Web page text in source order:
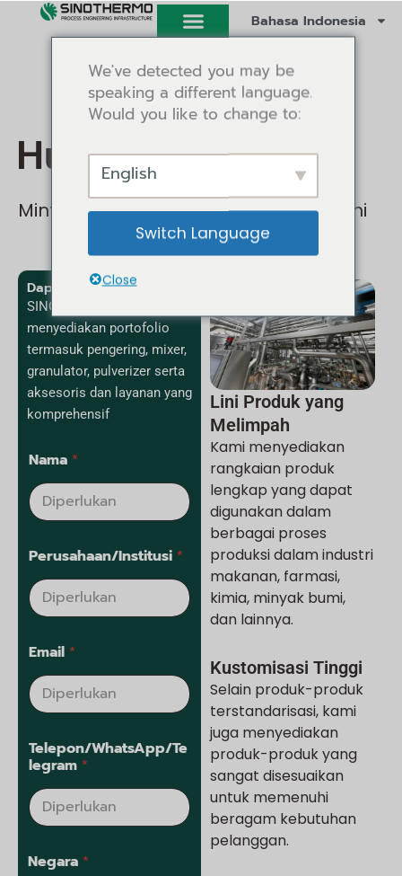
Bahasa Indonesia
Hubungi kami
Minta Penawaran Harga dari Ahli Kami
Dapatkan Solusi
SINOTHERMO
menyediakan portofolio
termasuk pengering, mixer,
granulator, pulverizer serta
aksesoris dan layanan yang
komprehensif
Nama *
Perusahaan/Institusi *
Email *
Telepon/WhatsApp/Te
legram *
Negara *
Lini Produk yang
Melimpah
Kami menyediakan
rangkaian produk
lengkap yang dapat
digunakan dalam
berbagai proses
produksi dalam industri
makanan, farmasi,
kimia, minyak bumi,
dan lainnya.
Kustomisasi Tinggi
Selain produk-produk
terstandarisasi, kami
juga menyediakan
produk-produk yang
sangat disesuaikan
untuk memenuhi
beragam kebutuhan
pelanggan.
We've detected you may be
speaking a different language.
Would you like to change to:
English
Switch Language
Close